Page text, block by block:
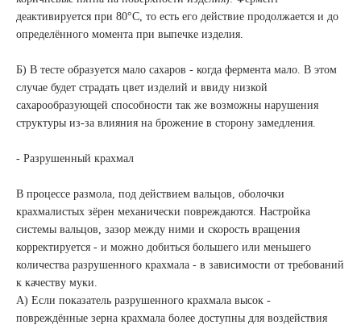
деактивируется при 80°С, то есть его действие продолжается и до
определённого момента при выпечке изделия.
Б) В тесте образуется мало сахаров - когда фермента мало. В этом
случае будет страдать цвет изделий и ввиду низкой
сахарообразующей способности так же возможны нарушения
структуры из-за влияния на брожение в сторону замедления.
- Разрушенный крахмал
В процессе размола, под действием вальцов, оболочки
крахмалистых зёрен механически повреждаются. Настройка
системы вальцов, зазор между ними и скорость вращения
корректируется - и можно добиться большего или меньшего
количества разрушенного крахмала - в зависимости от требований
к качеству муки.
А) Если показатель разрушенного крахмала высок -
повреждённые зерна крахмала более доступны для воздействия